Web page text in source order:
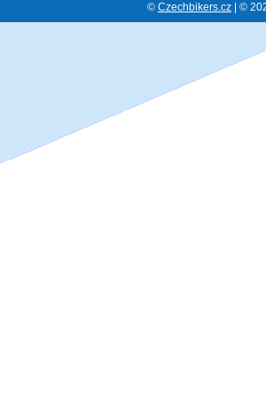
© Czechbikers.cz | ©